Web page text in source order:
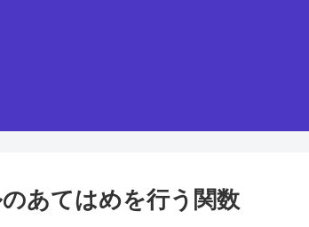
あてはめを行う関数